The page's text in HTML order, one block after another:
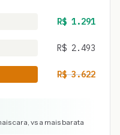
R$ 1.291
R$ 2.493
R$3.622
cara, vs a mais barata